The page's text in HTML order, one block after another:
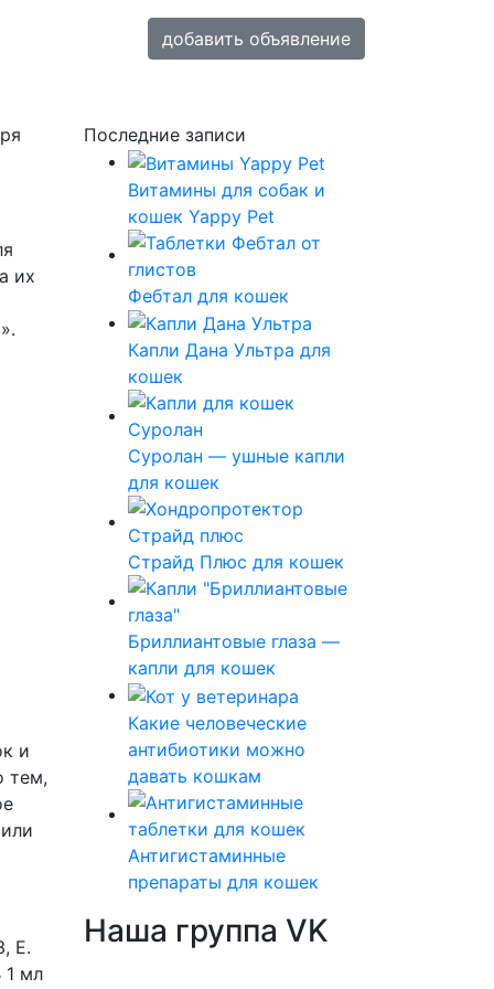
добавить объявление
их
и
тем,
E.
1 мл
Последние записи
Витамины для собак и
кошек Yappy Pet
Фебтал для кошек
Капли Дана Ультра для
кошек
Суролан — ушные капли
для кошек
Страйд Плюс для кошек
Бриллиантовые глаза —
капли для кошек
Какие человеческие
антибиотики можно
давать кошкам
Антигистаминные
препараты для кошек
Наша группа VK